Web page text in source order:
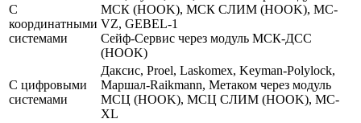
С
координатными
системами
МСК (HOOK), МСК СЛИМ (HOOK), MC-
VZ, GEBEL-1
Сейф-Сервис через модуль МСК-ДСС
(HOOK)
С цифровыми
системами
Даксис, Proel, Laskomex, Keyman-Polylock,
Маршал-Raikmann, Метаком через модуль
МСЦ (HOOK), МСЦ СЛИМ (HOOK), МС-
XL